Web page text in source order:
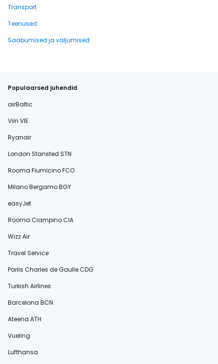
Transport
Teenused
Saabumised ja väljumised
Populaarsed juhendid
airBaltic
Viin VIE
Ryanair
London Stansted STN
Rooma Fiumicino FCO
Milano Bergamo BGY
easyJet
Rooma Ciampino CIA
Wizz Air
Travel Service
Pariis Charles de Gaulle CDG
Turkish Airlines
Barcelona BCN
Ateena ATH
Vueling
Lufthansa